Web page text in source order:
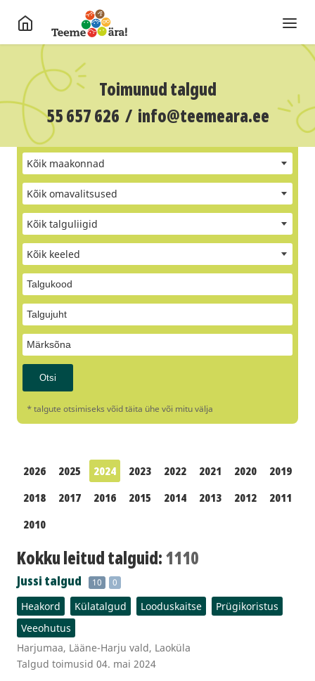
Toimunud talgud
55 657 626 / info@teemeara.ee
Kõik maakonnad
Kõik omavalitsused
Kõik talguliigid
Kõik keeled
* talgute otsimiseks võid täita ühe või mitu välja
2026 2025 2024 2023 2022 2021 2020
2019
2018
2017 2016 2015 2014 2013 2012
2011
2010
Kokku leitud talguid:1110
Jussi talgud 10 0
Heakord Külatalgud Looduskaitse
Prügikoristus
Veeohutus
Harjumaa, Lääne-Harju vald, Laoküla
Talgud toimusid 04. mai 2024